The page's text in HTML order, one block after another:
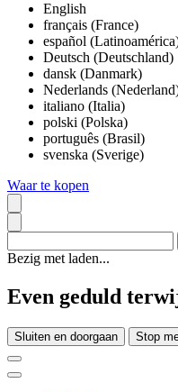
English
français (France)
español
Deutsch (Deutschland)
dansk (Danmark)
Nederlands
italiano (Italia)
polski (Polska)
português (Brasil)
svenska (Sverige)
Waar te kopen
Bezig met laden...
Even geduld
Sluiten en doorgaan Stop